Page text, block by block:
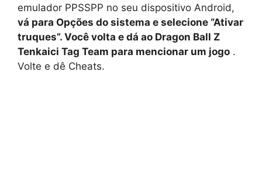
emulador PPSSPP no seu dispositivo Android,
vá para Opções do sistema e selecione “Ativar
truques”. Você volta e dá ao Dragon Ball Z
Tenkaici Tag Team para mencionar um jogo .
Volte e dê Cheats.